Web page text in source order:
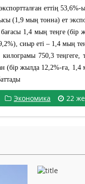
еттің
(1,9 мың тонна) ет
1,4 мың теңге (бір
сиыр еті – 1,4 мың
750,3
жылда 12,2%-ға, 1,4
Экономика 22